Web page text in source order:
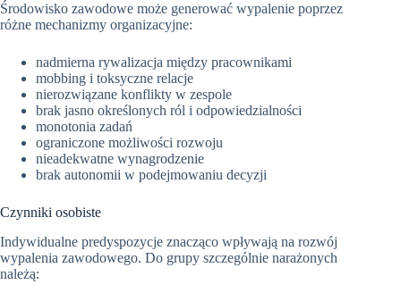
Środowisko zawodowe może generować wypalenie poprzez
różne mechanizmy organizacyjne:
nadmierna rywalizacja między pracownikami
mobbing i toksyczne relacje
nierozwiązane konflikty w zespole
brak jasno określonych ról i odpowiedzialności
monotonia zadań
ograniczone możliwości rozwoju
nieadekwatne wynagrodzenie
brak autonomii w podejmowaniu decyzji
Czynniki osobiste
Indywidualne predyspozycje znacząco wpływają na rozwój
wypalenia zawodowego. Do grupy szczególnie narażonych
należą: